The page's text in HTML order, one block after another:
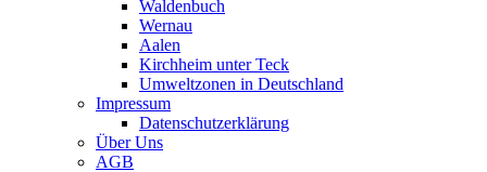
Waldenbuch
Wernau
Aalen
Kirchheim unter Teck
Umweltzonen in Deutschland
Impressum
Datenschutzerklärung
Über Uns
AGB